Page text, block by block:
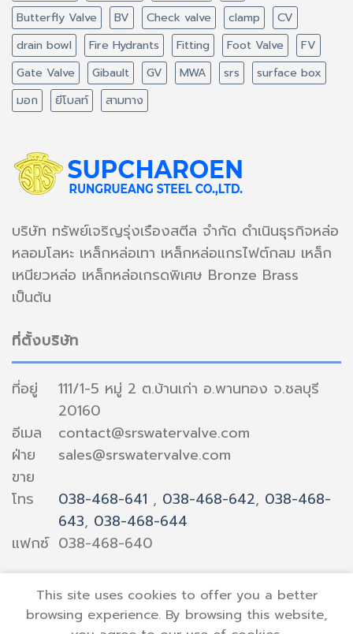
Butterfly Valve
BV Check valve clamp
CV
drain bowl
Fire Hydrants Fitting Foot Valve
FV
Gate Valve
Gibault GV MWA srs
surface box
มอก
ยีโบลท์ สามทาง
บริษัท ทรัพย์เจริญรุ่งเรืองสตีล จำกัด ดำเนินธุรกิจหล่อ
หลอมโลหะ เหล็กหล่อเทา เหล็กหล่อแกรไฟต์กลม เหล็ก
เหนียวหล่อ เหล็กหล่อเกรดพิเศษ Bronze Brass
เป็นต้น
ที่ตั้งบริษัท
ที่อยู่
111/1-5 หมู่ 2 ต.บ้านเก่า อ.พานทอง จ.ชลบุรี
20160
อีเมล
contact@srswatervalve.com
ฝ่าย
ขาย
sales@srswatervalve.com
โทร
038-468-641 , 038-468-642, 038-468-
643, 038-468-644
แฟกซ์ 038-468-640
This site uses cookies to offer you a better
browsing experience. By browsing this website,